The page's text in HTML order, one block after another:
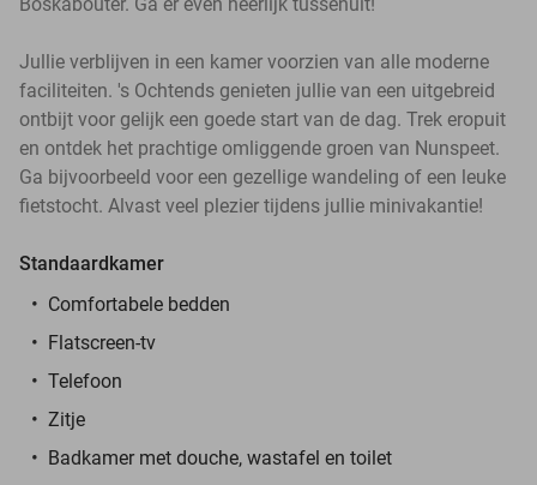
Jullie verblijven in een kamer voorzien van alle moderne
faciliteiten. 's Ochtends genieten jullie van een uitgebreid
ontbijt voor gelijk een goede start van de dag. Trek eropuit
en ontdek het prachtige omliggende groen van Nunspeet.
Ga bijvoorbeeld voor een gezellige wandeling of een leuke
fietstocht. Alvast veel plezier tijdens jullie minivakantie!
Standaardkamer
Comfortabele bedden
Flatscreen-tv
Telefoon
Zitje
Badkamer met douche, wastafel en toilet